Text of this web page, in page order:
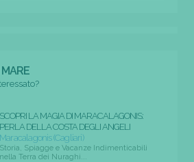
SCOPRI LA MAGIA DI MARACALAGONIS:
PERLA DELLA COSTA DEGLI ANGELI
Maracalagonis (Cagliari)
Storia, Spiagge e Vacanze Indimenticabili
nella Terra dei Nuraghi...